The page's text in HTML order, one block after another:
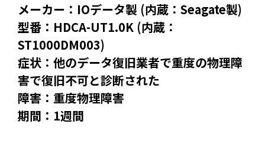
メーカー：IOデータ製 (内蔵：Seagate製)
型番：HDCA-UT1.0K (内蔵：
ST1000DM003)
症状：他のデータ復旧業者で重度の物理障
害で復旧不可と診断された
障害：重度物理障害
期間：1週間